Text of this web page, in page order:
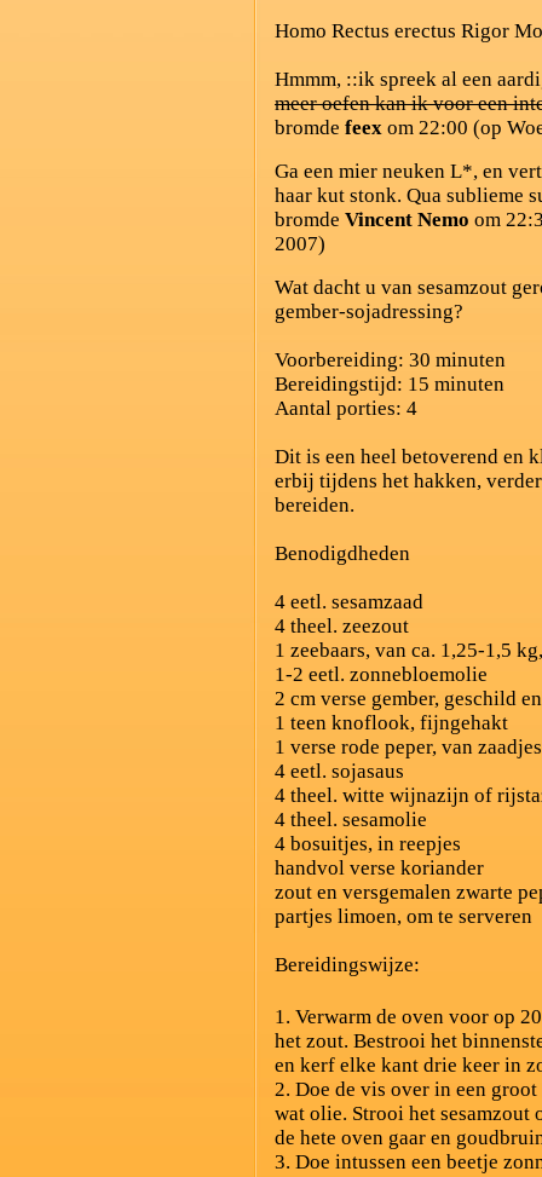
Homo Rectus erectus Rigor
Hmmm, ::ik spreek al een
meer oefen kan ik voor een
bromde feex om 22:00 (op
Ga een mier neuken L*, en
haar kut stonk. Qua sublieme
bromde Vincent Nemo om
2007)
Wat dacht u van sesamzout
gember-sojadressing?
Voorbereiding: 30 minuten
Bereidingstijd: 15 minuten
Aantal porties: 4
Dit is een heel betoverend en
erbij tijdens het hakken,
bereiden.
Benodigdheden
4 eetl. sesamzaad
4 theel. zeezout
1 zeebaars, van ca. 1,25-1,5
1-2 eetl. zonnebloemolie
2 cm verse gember, geschild
1 teen knoflook, fijngehakt
1 verse rode peper, van
4 eetl. sojasaus
4 theel. witte wijnazijn of
4 theel. sesamolie
4 bosuitjes, in reepjes
handvol verse koriander
zout en versgemalen zwarte
partjes limoen, om te serveren
Bereidingswijze:
1. Verwarm de oven voor op
het zout. Bestrooi het
en kerf elke kant drie keer in
2. Doe de vis over in een
wat olie. Strooi het sesamzout
de hete oven gaar en
3. Doe intussen een beetje